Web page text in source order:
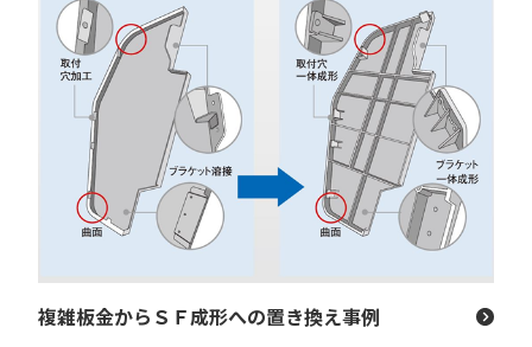
複雑板金からＳＦ成形への置き換え事例